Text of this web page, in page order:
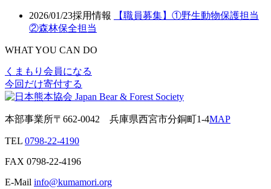
2026/01/23採用情報
【職員募集】①野生動物保護担当
②森林保全担当
WHAT YOU CAN DO
くまもり会員になる
今回だけ寄付する
本部事業所〒662-0042 兵庫県西宮市分銅町1-4MAP
TEL 0798-22-4190
FAX 0798-22-4196
E-Mail info@kumamori.org